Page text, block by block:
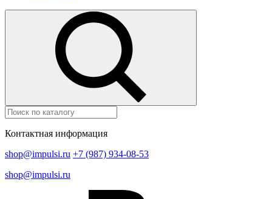
Контактная информация
shop@impulsi.ru +7 (987) 934-08-53
shop@impulsi.ru